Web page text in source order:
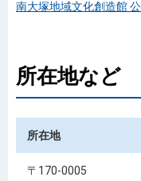
南大塚地域文化創造館
所在地など
所在地
〒170-0005